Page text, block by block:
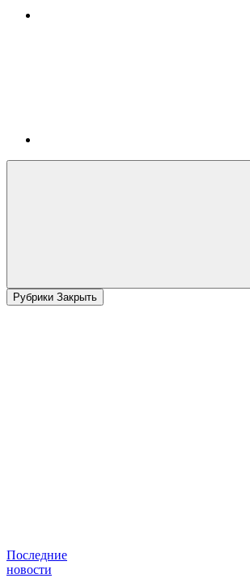
Рубрики Закрыть
Последние
новости